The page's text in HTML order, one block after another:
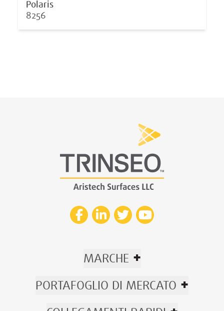
Polaris
8256
MARCHE +
PORTAFOGLIO DI MERCATO +